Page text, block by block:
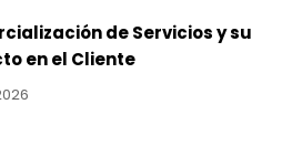
de Servicios y su
en el Cliente